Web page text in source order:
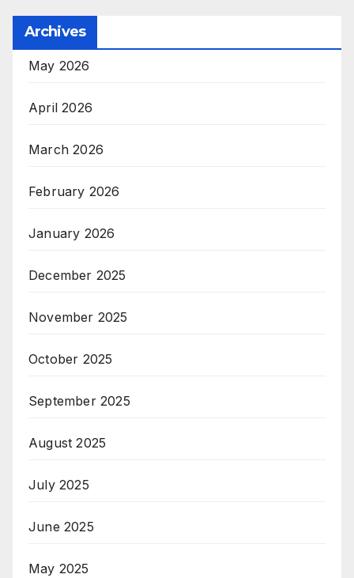
Archives
May 2026
April 2026
March 2026
February 2026
January 2026
December 2025
November 2025
October 2025
September 2025
August 2025
July 2025
June 2025
May 2025